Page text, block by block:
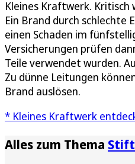
Kleines Kraftwerk. Kritisch
Ein Brand durch schlechte
einen Schaden im
Versicherungen prüfen
Teile verwendet wurden.
Zu dünne Leitungen
Brand auslösen.
* Kleines Kraftwerk
Alles zum Thema